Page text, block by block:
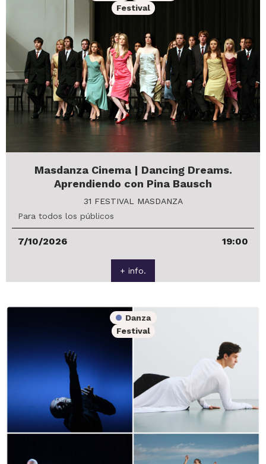
Festival
Masdanza Cinema | Dancing Dreams.
Aprendiendo con Pina Bausch
31 FESTIVAL MASDANZA
Para todos los públicos
7/10/2026 19:00
+ info.
Danza
Festival